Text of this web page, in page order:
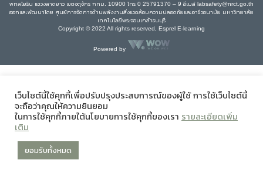
พหลโยธิน แขวงลาดยาว เขตจตุจักร กทม. 10900 โทร 0 25791370 – 9 อีเมล์ labsafety@nrct.go.th
ออกและพัฒนาโดย ศูนย์การจัดการด้านพลังงานสิ่งแวดล้อมความปลอดภัยและอาชีวอนามัย มหาวิทยาลัย
เทคโนโลยีพระจอมเกล้าธนบุรี
Copyright © 2022 All rights reserved, Esprel E-learning
Powered by
เว็บไซต์นี้ใช้คุกกี้เพื่อปรับปรุงประสบการณ์ของผู้ใช้ การใช้เว็บไซต์นี้
จะถือว่าคุณให้ความยินยอม
ในการใช้คุกกี้ภายใต้นโยบายการใช้คุกกี้ของเรา รายละเอียดเพิ่ม
เติม
ยอมรับทั้งหมด